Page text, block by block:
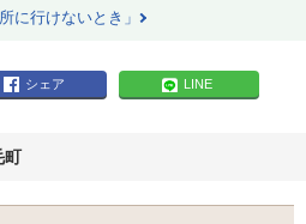
に行けないとき」
シェア LINE
町